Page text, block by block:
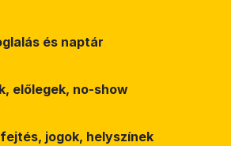
és naptár
előlegek, no-show
jogok, helyszínek